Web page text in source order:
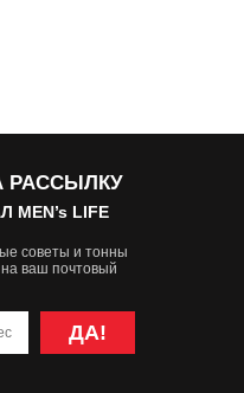
РАССЫЛКУ
LIFE
советы и тонны
ваш почтовый
ДА!